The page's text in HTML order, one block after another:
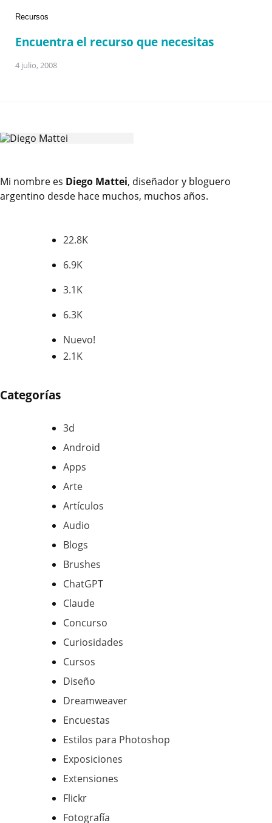
Recursos
Encuentra el recurso que necesitas
4 julio, 2008
Mi nombre es Diego Mattei, diseñador y bloguero
argentino desde hace muchos, muchos años.
22.8K
6.9K
3.1K
6.3K
Nuevo!
2.1K
Categorías
3d
Android
Apps
Arte
Artículos
Audio
Blogs
Brushes
ChatGPT
Claude
Concurso
Curiosidades
Cursos
Diseño
Dreamweaver
Encuestas
Estilos para Photoshop
Exposiciones
Extensiones
Flickr
Fotografía